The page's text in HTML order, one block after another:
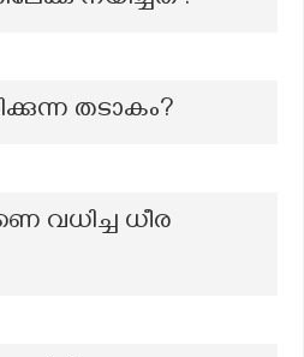
തടാകം?
വധിച്ച ധീര